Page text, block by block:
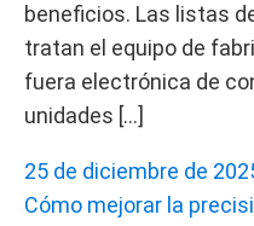
beneficios. Las listas
tratan el equipo de
fuera electrónica de
unidades […]
25 de diciembre de
Cómo mejorar la